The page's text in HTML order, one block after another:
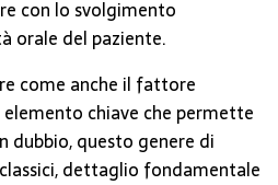
con lo svolgimento
orale del paziente.
come anche il fattore
chiave che permette
dubbio, questo genere di
dettaglio fondamentale